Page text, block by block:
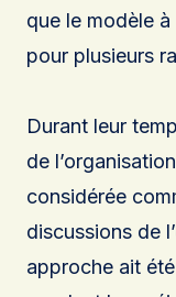
que le modèle
pour plusieurs
Durant leur
de
considérée
discussions de
approche ait